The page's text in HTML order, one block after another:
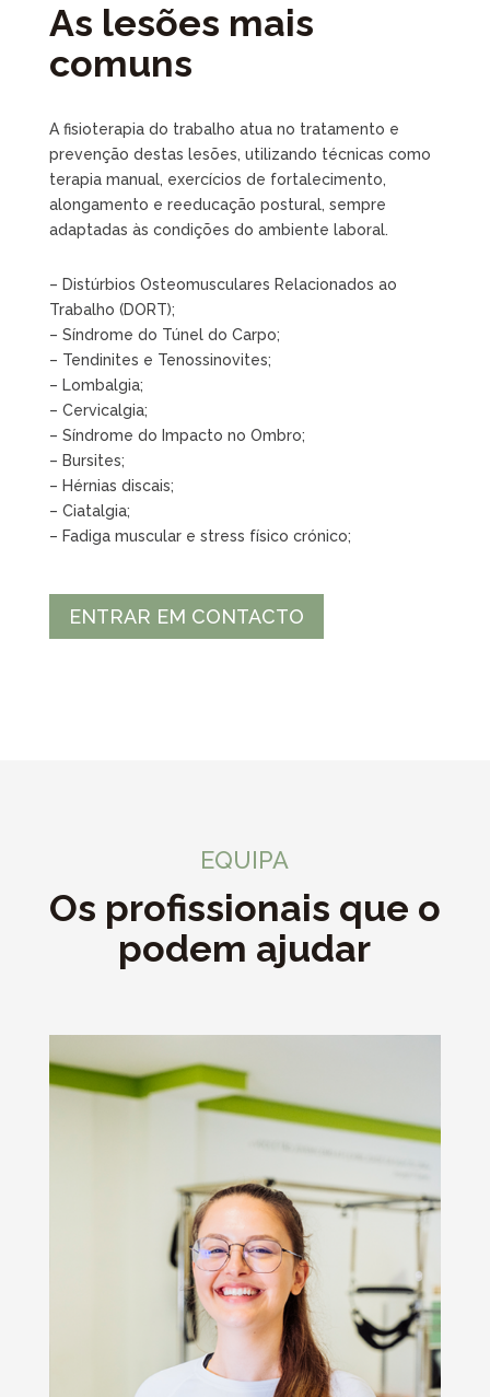
As lesões mais
comuns
A fisioterapia do trabalho atua no tratamento e
prevenção destas lesões, utilizando técnicas como
terapia manual, exercícios de fortalecimento,
alongamento e reeducação postural, sempre
adaptadas às condições do ambiente laboral.
– Distúrbios Osteomusculares Relacionados ao
Trabalho (DORT);
– Síndrome do Túnel do Carpo;
– Tendinites e Tenossinovites;
– Lombalgia;
– Cervicalgia;
– Síndrome do Impacto no Ombro;
– Bursites;
– Hérnias discais;
– Ciatalgia;
– Fadiga muscular e stress físico crónico;
ENTRAR EM CONTACTO
EQUIPA
Os profissionais que o
podem ajudar